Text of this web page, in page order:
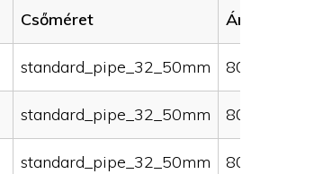
Csőméret Ár (HUF)
standard_pipe_32_50mm 80000
standard_pipe_32_50mm 80000
standard_pipe_32_50mm 80000